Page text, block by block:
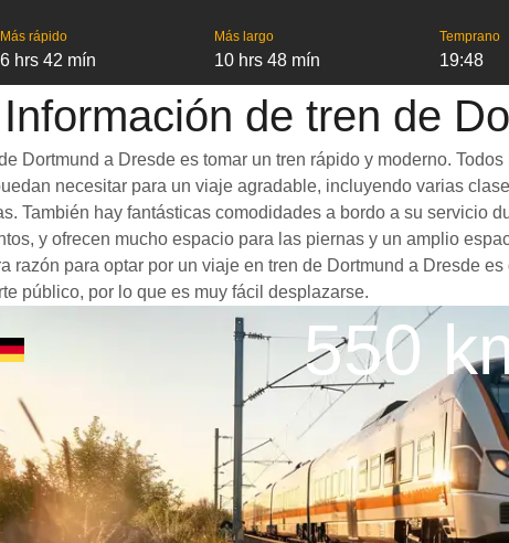
Más rápido
6 hrs 42 mín
Más largo
10 hrs 48 mín
Temprano
19:48
Información de tren de
Dortmund a Dresde es tomar un tren rápido y moderno.
necesitar para un viaje agradable, incluyendo varias
También hay fantásticas comodidades a bordo a su servicio
y ofrecen mucho espacio para las piernas y un amplio
razón para optar por un viaje en tren de Dortmund a Dresde
público, por lo que es muy fácil desplazarse.
550